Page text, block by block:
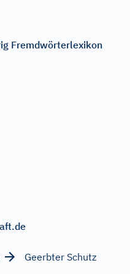
Fremdwörterlexikon
Geerbter Schutz